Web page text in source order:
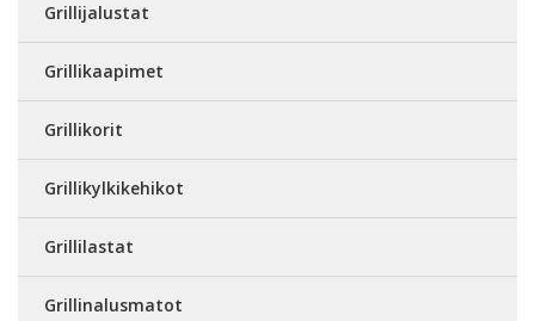
Grillijalustat
Grillikaapimet
Grillikorit
Grillikylkikehikot
Grillilastat
Grillinalusmatot